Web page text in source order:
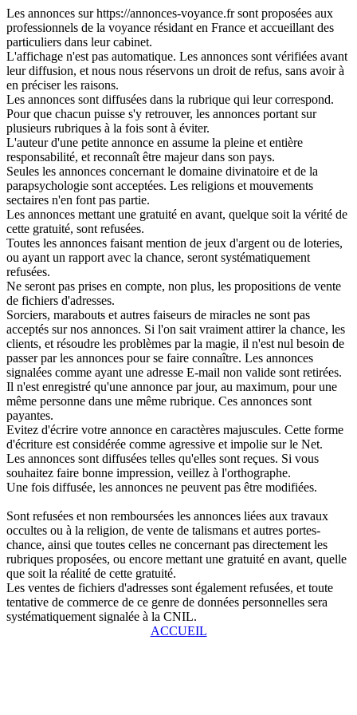
Les annonces sur https://annonces-voyance.fr sont proposées aux
professionnels de la voyance résidant en France et accueillant des
particuliers dans leur cabinet.
L'affichage n'est pas automatique. Les annonces sont vérifiées avant
leur diffusion, et nous nous réservons un droit de refus, sans avoir à
en préciser les raisons.
Les annonces sont diffusées dans la rubrique qui leur correspond.
Pour que chacun puisse s'y retrouver, les annonces portant sur
plusieurs rubriques à la fois sont à éviter.
L'auteur d'une petite annonce en assume la pleine et entière
responsabilité, et reconnaît être majeur dans son pays.
Seules les annonces concernant le domaine divinatoire et de la
parapsychologie sont acceptées. Les religions et mouvements
sectaires n'en font pas partie.
Les annonces mettant une gratuité en avant, quelque soit la vérité de
cette gratuité, sont refusées.
Toutes les annonces faisant mention de jeux d'argent ou de loteries,
ou ayant un rapport avec la chance, seront systématiquement
refusées.
Ne seront pas prises en compte, non plus, les propositions de vente
de fichiers d'adresses.
Sorciers, marabouts et autres faiseurs de miracles ne sont pas
acceptés sur nos annonces. Si l'on sait vraiment attirer la chance, les
clients, et résoudre les problèmes par la magie, il n'est nul besoin de
passer par les annonces pour se faire connaître. Les annonces
signalées comme ayant une adresse E-mail non valide sont retirées.
Il n'est enregistré qu'une annonce par jour, au maximum, pour une
même personne dans une même rubrique. Ces annonces sont
payantes.
Evitez d'écrire votre annonce en caractères majuscules. Cette forme
d'écriture est considérée comme agressive et impolie sur le Net.
Les annonces sont diffusées telles qu'elles sont reçues. Si vous
souhaitez faire bonne impression, veillez à l'orthographe.
Une fois diffusée, les annonces ne peuvent pas être modifiées.
Sont refusées et non remboursées les annonces liées aux travaux
occultes ou à la religion, de vente de talismans et autres portes-
chance, ainsi que toutes celles ne concernant pas directement les
rubriques proposées, ou encore mettant une gratuité en avant, quelle
que soit la réalité de cette gratuité.
Les ventes de fichiers d'adresses sont également refusées, et toute
tentative de commerce de ce genre de données personnelles sera
systématiquement signalée à la CNIL.
ACCUEIL